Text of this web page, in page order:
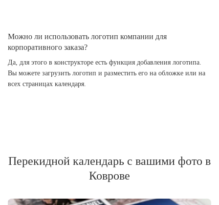
Можно ли использовать логотип компании для
корпоративного заказа?
Да, для этого в конструкторе есть функция добавления логотипа.
Вы можете загрузить логотип и разместить его на обложке или на
всех страницах календаря.
Перекидной календарь с вашими фото в
Коврове